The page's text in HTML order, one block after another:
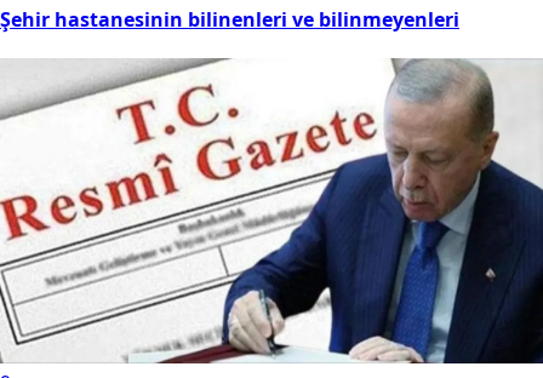
Şehir hastanesinin bilinenleri ve bilinmeyenleri